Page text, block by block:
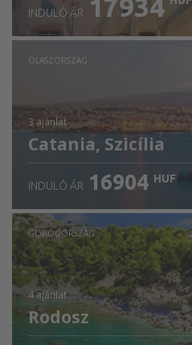
INDULÓ ÁR 17934
OLASZORSZÁG
3 ajánlat
Catania, Szicília
INDULÓ ÁR 16904 HUF
GÖRÖGORSZÁG
4 ajánlat
Rodosz